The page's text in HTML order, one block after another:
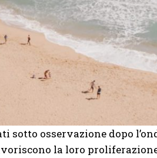
sotto osservazione dopo
la loro